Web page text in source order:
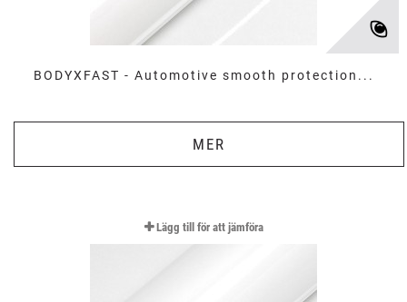
BODYXFAST - Automotive smooth protection...
MER
Lägg till för att jämföra